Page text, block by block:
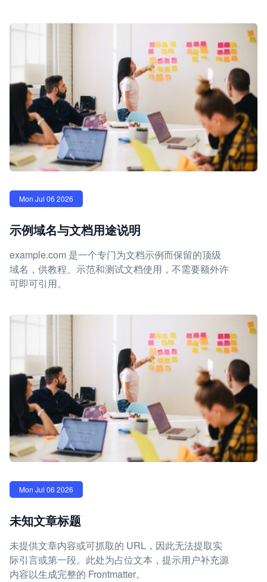
Mon Jul 06 2026
示例域名与文档用途说明
example.com 是一个专门为文档示例而保留的顶级
域名，供教程、示范和测试文档使用，不需要额外许
可即可引用。
Mon Jul 06 2026
未知文章标题
未提供文章内容或可抓取的 URL，因此无法提取实
际引言或第一段。此处为占位文本，提示用户补充源
内容以生成完整的 Frontmatter。